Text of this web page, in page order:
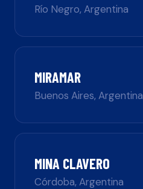
Río Negro,Argentina
MIRAMAR
Buenos Aires,Argentina
MINA CLAVERO
Córdoba,Argentina